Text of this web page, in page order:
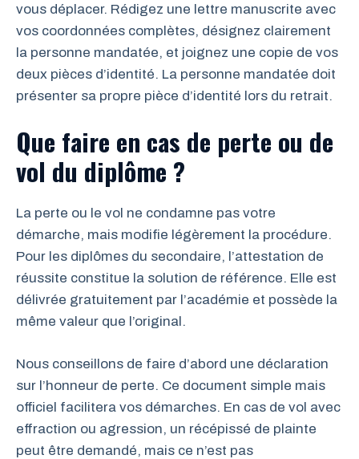
vous déplacer. Rédigez une lettre manuscrite avec
vos coordonnées complètes, désignez clairement
la personne mandatée, et joignez une copie de vos
deux pièces d’identité. La personne mandatée doit
présenter sa propre pièce d’identité lors du retrait.
Que faire en cas de perte ou de
vol du diplôme ?
La perte ou le vol ne condamne pas votre
démarche, mais modifie légèrement la procédure.
Pour les diplômes du secondaire, l’attestation de
réussite constitue la solution de référence. Elle est
délivrée gratuitement par l’académie et possède la
même valeur que l’original.
Nous conseillons de faire d’abord une déclaration
sur l’honneur de perte. Ce document simple mais
officiel facilitera vos démarches. En cas de vol avec
effraction ou agression, un récépissé de plainte
peut être demandé, mais ce n’est pas